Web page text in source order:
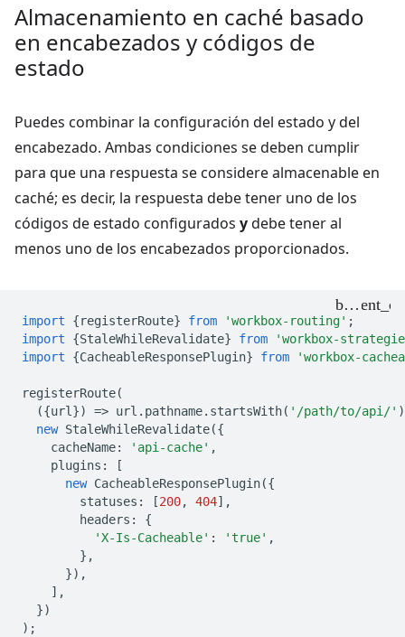
Almacenamiento en caché basado
en encabezados y códigos de
estado
Puedes combinar la configuración del estado y del
encabezado. Ambas condiciones se deben cumplir
para que una respuesta se considere almacenable en
caché; es decir, la respuesta debe tener uno de los
códigos de estado configurados ydebe tener al
menos uno de los encabezados proporcionados.
import {registerRoute} from 'workbox-routing' ;
import
{StaleWhileRevalidate} from
'workbox-
import
{CacheableResponsePlugin} from 'workbox-
registerRoute(
({url }) => url . pathname. startsWith( '/path/to/api/'
new StaleWhileRevalidate({
cacheName: 'api-cache' ,
plugins :
[
new CacheableResponsePlugin({
statuses : [200, 404],
headers :
{
'X-Is-Cacheable' : 'true' ,
},
}),
],
})
);